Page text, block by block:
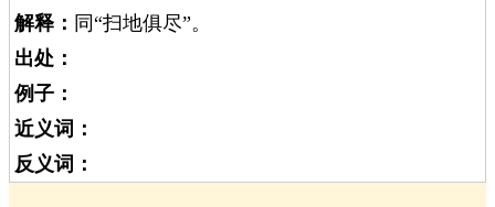
解释： 同“扫地俱尽”。
出处：
例子：
近义词：
反义词：